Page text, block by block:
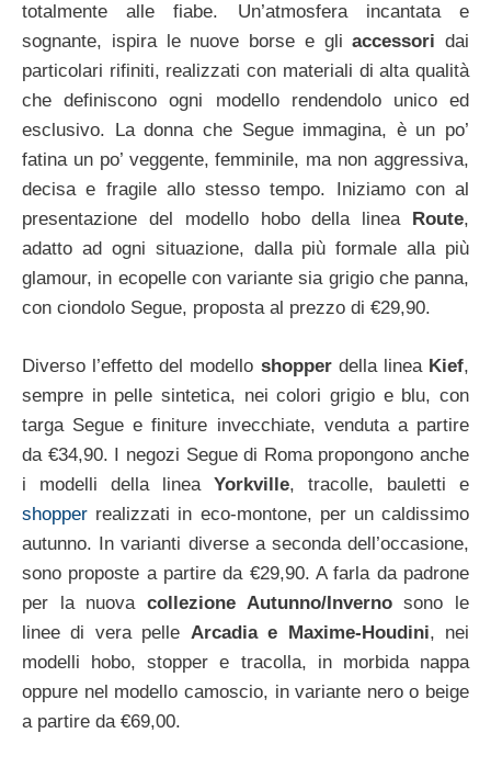
totalmente alle fiabe. Un’atmosfera incantata e
sognante, ispira le nuove borse e gliaccessori dai
particolari rifiniti, realizzati con materiali di alta qualità
che definiscono ogni modello rendendolo unico ed
esclusivo. La donna che Segue immagina, è un po’
fatina un po’ veggente, femminile, ma non aggressiva,
decisa e fragile allo stesso tempo. Iniziamo con al
presentazione del modello hobo della linea Route,
adatto ad ogni situazione, dalla più formale alla più
glamour, in ecopelle con variante sia grigio che panna,
con ciondolo Segue, proposta al prezzo di €29,90.
Diverso l’effetto del modello shopperdella linea Kief,
sempre in pelle sintetica, nei colori grigio e blu, con
targa Segue e finiture invecchiate, venduta a partire
da €34,90. I negozi Segue di Roma propongono anche
i modelli della linea Yorkville, tracolle, bauletti e
shopper realizzati in eco-montone, per un caldissimo
autunno. In varianti diverse a seconda dell’occasione,
sono proposte a partire da €29,90. A farla da padrone
per la nuova collezione Autunno/Invernosono le
linee di vera pelle Arcadia e Maxime-Houdini, nei
modelli hobo, stopper e tracolla, in morbida nappa
oppure nel modello camoscio, in variante nero o beige
a partire da €69,00.